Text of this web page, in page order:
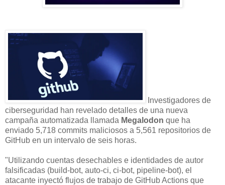
Investigadores de
ciberseguridad han revelado detalles de una nueva
campaña automatizada llamada Megalodon que ha
enviado 5,718 commits maliciosos a 5,561 repositorios de
GitHub en un intervalo de seis horas.
"Utilizando cuentas desechables e identidades de autor
falsificadas (build-bot, auto-ci, ci-bot, pipeline-bot), el
atacante inyectó flujos de trabajo de GitHub Actions que